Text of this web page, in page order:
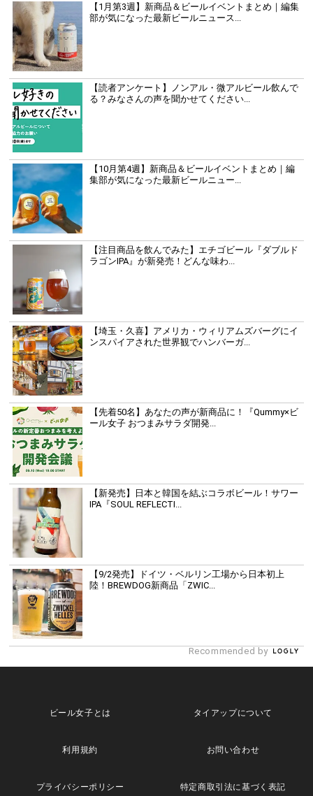
【1月第3週】新商品＆ビールイベントまとめ｜編集
部が気になった最新ビールニュース...
【読者アンケート】ノンアル・微アルビール飲んで
る？みなさんの声を聞かせてください...
【10月第4週】新商品＆ビールイベントまとめ｜編
集部が気になった最新ビールニュー...
【注目商品を飲んでみた】エチゴビール『ダブルド
ラゴンIPA』が新発売！どんな味わ...
【埼玉・久喜】アメリカ・ウィリアムズバーグにイ
ンスパイアされた世界観でハンバーガ...
【先着50名】あなたの声が新商品に！『Qummy×ビ
ール女子 おつまみサラダ開発...
【新発売】日本と韓国を結ぶコラボビール！サワー
IPA『SOUL REFLECTI...
【9/2発売】ドイツ・ベルリン工場から日本初上
陸！BREWDOG新商品「ZWIC...
Recommended by
ビール女子とは タイアップについて
利用規約 お問い合わせ
プライバシーポリシー 特定商取引法に基づく表記